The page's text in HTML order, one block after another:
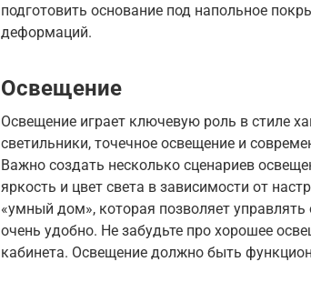
подготовить основание под напольное
деформаций.
Освещение
Освещение играет ключевую роль в стиле
светильники, точечное освещение и
Важно создать несколько сценариев
яркость и цвет света в зависимости от
«умный дом», которая позволяет
очень удобно. Не забудьте про хорошее
кабинета. Освещение должно быть